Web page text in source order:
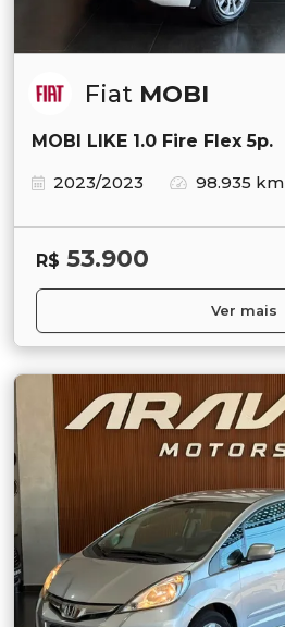
Fiat MOBI
MOBI LIKE 1.0 Fire Flex 5p.
2023/2023
98.935 km
R$ 53.900
Ver mais